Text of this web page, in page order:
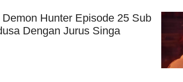
Hunter Episode 25 Sub
Dengan Jurus Singa